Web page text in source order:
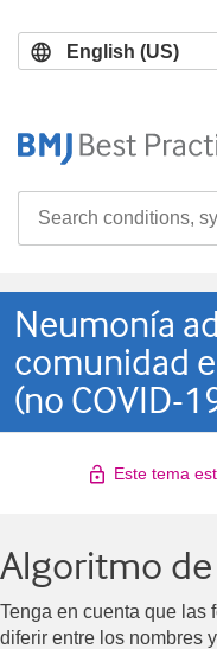
main
search
Neumonía
comunidad
(no COVID-
Este tema
Algoritmo
Tenga en cuenta que las
diferir entre los nombres